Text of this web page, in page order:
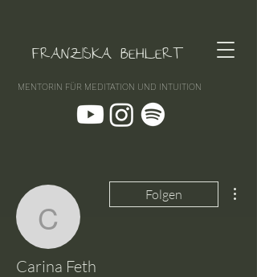
FRANZISKA BEHLERT
MENTORIN FÜR MEDITATION UND INTUITION
Carina Feth
Folgen
Carina Feth